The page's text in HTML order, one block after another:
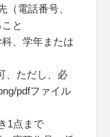
（電話番号、
と
、学年または
、ただし、必
pdfファイル
1点まで